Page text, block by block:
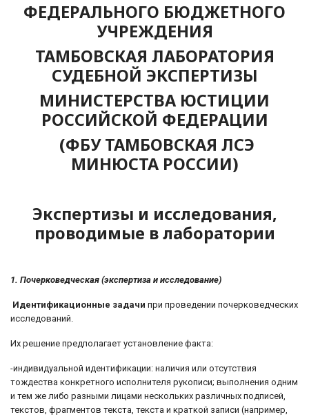
ФЕДЕРАЛЬНОГО БЮДЖЕТНОГО
УЧРЕЖДЕНИЯ
ТАМБОВСКАЯ ЛАБОРАТОРИЯ
СУДЕБНОЙ ЭКСПЕРТИЗЫ
МИНИСТЕРСТВА ЮСТИЦИИ
РОССИЙСКОЙ ФЕДЕРАЦИИ
(ФБУ ТАМБОВСКАЯ ЛCЭ
МИНЮСТА РОССИИ)
Экспертизы и исследования,
проводимые в лаборатории
1. Почерковедческая (экспертиза и исследование)
Идентификационные задачи при проведении почерковедческих
исследований.
Их решение предполагает установление факта:
-индивидуальной идентификации: наличия или отсутствия
тождества конкретного исполнителя рукописи; выполнения одним
и тем же либо разными лицами нескольких различных подписей,
текстов, фрагментов текста, текста и краткой записи (например,